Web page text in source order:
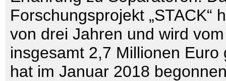
Forschungsprojekt „STACK“
von drei Jahren und wird
insgesamt 2,7 Millionen Euro
hat im Januar 2018